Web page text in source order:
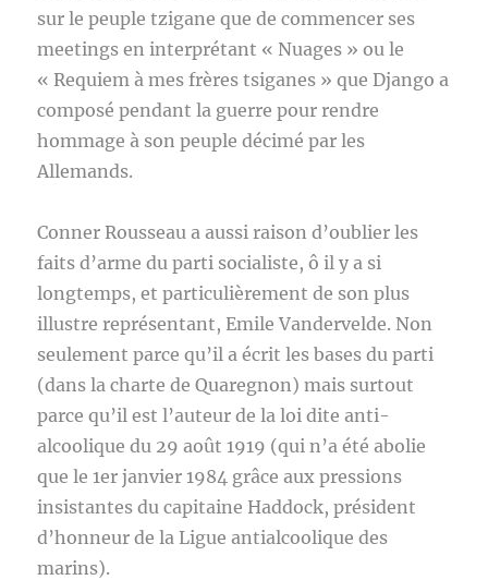
sur le peuple tzigane que de commencer ses
meetings en interprétant « Nuages » ou le
« Requiem à mes frères tsiganes » que Django a
composé pendant la guerre pour rendre
hommage à son peuple décimé par les
Allemands.
Conner Rousseau a aussi raison d’oublier les
faits d’arme du parti socialiste, ô il y a si
longtemps, et particulièrement de son plus
illustre représentant, Emile Vandervelde. Non
seulement parce qu’il a écrit les bases du parti
(dans la charte de Quaregnon) mais surtout
parce qu’il est l’auteur de la loi dite anti-
alcoolique du 29 août 1919 (qui n’a été abolie
que le 1er janvier 1984 grâce aux pressions
insistantes du capitaine Haddock, président
d’honneur de la Ligue antialcoolique des
marins).